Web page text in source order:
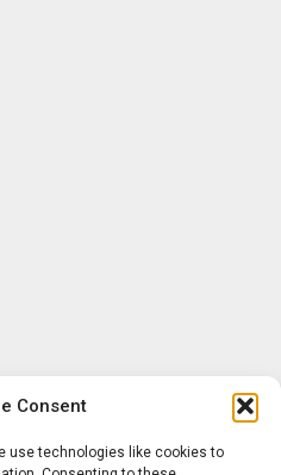
Consent
use technologies like cookies to